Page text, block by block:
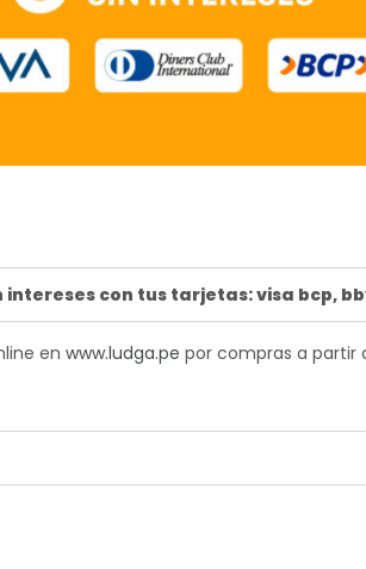
intereses con tus tarjetas: visa bcp,
en www.ludga.pe por compras a partir